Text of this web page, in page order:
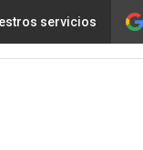
servicios